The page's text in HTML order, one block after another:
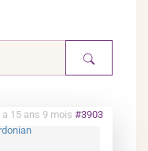
a 15 ans 9 mois #3903